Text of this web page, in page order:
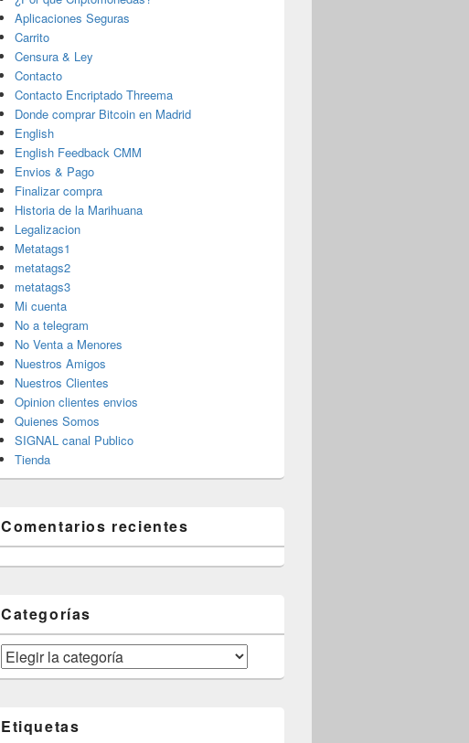
Aplicaciones Seguras
Carrito
Censura & Ley
Contacto
Contacto Encriptado Threema
Donde comprar Bitcoin en Madrid
English
English Feedback CMM
Envios & Pago
Finalizar compra
Historia de la Marihuana
Legalizacion
Metatags1
metatags2
metatags3
Mi cuenta
No a telegram
No Venta a Menores
Nuestros Amigos
Nuestros Clientes
Opinion clientes envios
Quienes Somos
SIGNAL canal Publico
Tienda
Comentarios recientes
Categorías
Categorías
Etiquetas